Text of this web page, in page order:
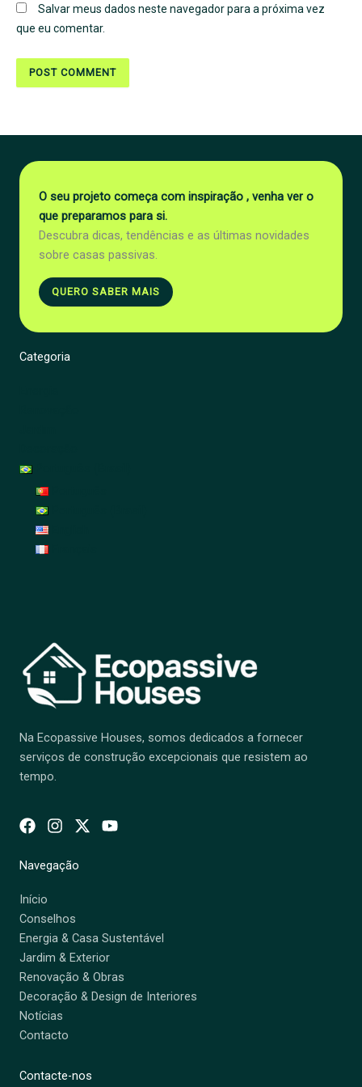
Salvar meus dados neste navegador para a próxima vez
que eu comentar.
O seu projeto começa com inspiração , venha ver o
que preparamos para si.
Descubra dicas, tendências e as últimas novidades
sobre casas passivas.
QUERO SABER MAIS
Categoria
Na Ecopassive Houses, somos dedicados a fornecer
serviços de construção excepcionais que resistem ao
tempo.
Navegação
Início
Conselhos
Energia & Casa Sustentável
Jardim & Exterior
Renovação & Obras
Decoração & Design de Interiores
Notícias
Contacto
Contacte-nos